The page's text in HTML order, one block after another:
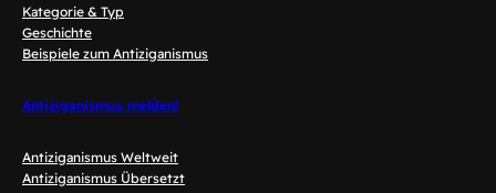
Kategorie & Typ
Geschichte
Beispiele zum Antiziganismus
Antiziganismus melden!
Antiziganismus Weltweit
Antiziganismus Übersetzt